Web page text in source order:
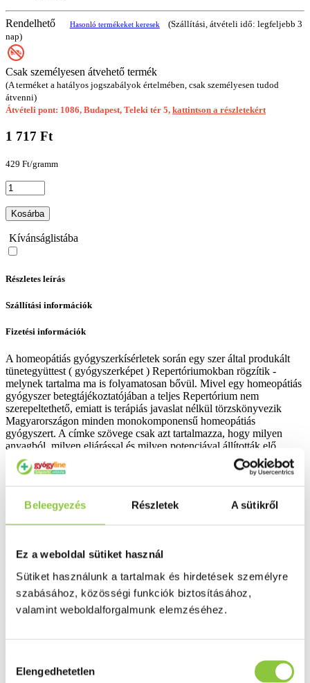
Beleegyezés Részletek A sütikről
Ez a weboldal sütiket használ
Sütiket használunk a tartalmak és hirdetések személyre
szabásához, közösségi funkciók biztosításához,
valamint weboldalforgalmunk elemzéséhez.
kiválasztása
Elengedhetetlen
Rendelhető Hasonló termékeket keresek
(Szállítási, átvételi idő: legfeljebb 3
nap)
Csak személyesen átvehető termék
(A terméket a hatályos jogszabályok értelmében, csak személyesen tudod
átvenni)
Átvételi pont: 1086, Budapest, Teleki tér 5, kattintson a részletekért
1 717 Ft
429 Ft/gramm
Kosárba
Kívánságlistába
Részletes leírás
Szállítási információk
Fizetési információk
A homeopátiás gyógyszerkísérletek során egy szer által produkált
tünetegyüttest ( gyógyszerképet ) Repertóriumokban rögzítik -
melynek tartalma ma is folyamatosan bővül. Mivel egy homeopátiás
gyógyszer betegtájékoztatójában a teljes Repertórium nem
szerepeltethető, emiatt is terápiás javaslat nélkül törzskönyvezik
Magyarországon minden monokomponensű homeopátiás
gyógyszert. A címke szövege csak azt tartalmazza, hogy milyen
anyagból, milyen eljárással és milyen potenciával állították elő.
Homeopátiás szer választásról
A homeopátia „hasonlót a hasonlóval" elméletéből fakadóan egy
homeopátiás szer nem egy tünetet gyógyít, hanem a diagnózis
felállításával a teljes beteget nézi annak minden fizikai és
megfelelő homeopátiás szer kiválasztásakor a beteg által
gyógyszerek gyógyszerképével és azt kell választani
amelyik legjobban megegyezik.
Általános leírás
növényi, ásványi és állati eredetű.